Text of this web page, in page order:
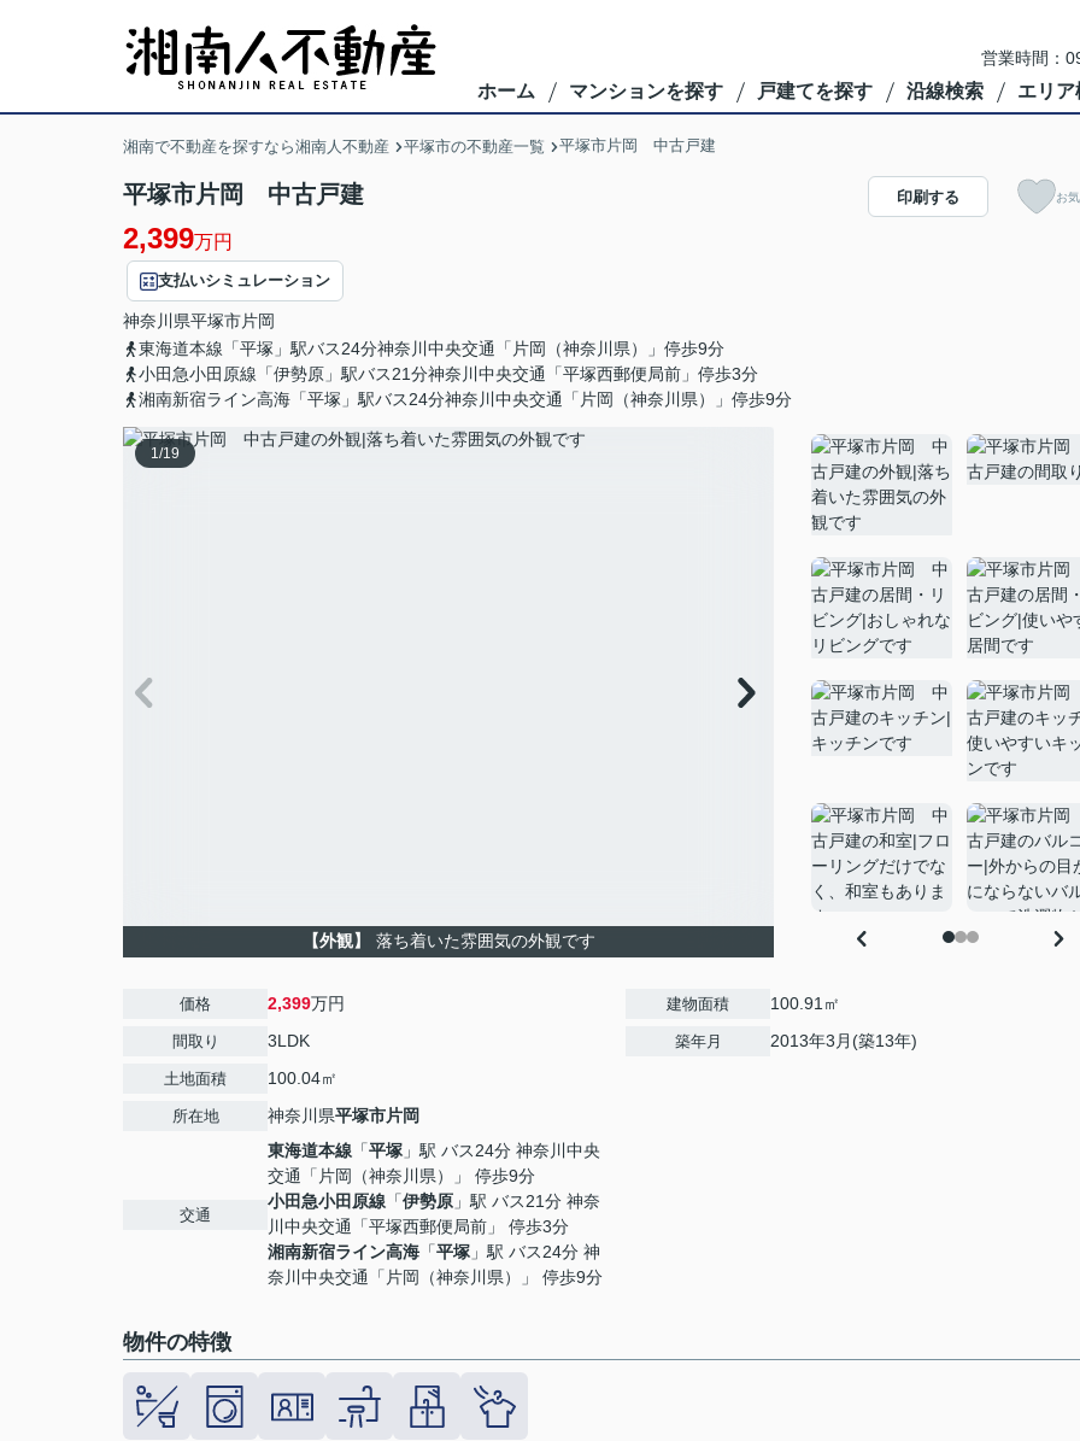
営業時間：
ホーム マンションを探す 戸建てを探す 沿線検索 エリア
湘南で不動産を探すなら湘南人不動産 平塚市の不動産一覧 平塚市片岡 中古戸建
平塚市片岡 中古戸建
2,399万円
支払いシミュレーション
神奈川県平塚市片岡
東海道本線「平塚」駅バス24分神奈川中央交通「片岡（神奈川県）」停歩9分
小田急小田原線「伊勢原」駅バス21分神奈川中央交通「平塚西郵便局前」停歩3分
湘南新宿ライン高海「平塚」駅バス24分神奈川中央交通「片岡（神奈川県）」停歩9分
印刷する お
1/19
【外観】 落ち着いた雰囲気の外観です
価格 2,399万円
間取り 3LDK
土地面積 100.04㎡
所在地 神奈川県平塚市片岡
交通
東海道本線 「平塚 」駅 バス24分 神奈川中央
交通「片岡（神奈川県）」 停歩9分
小田急小田原線 「伊勢原 」駅 バス21分 神奈
川中央交通「平塚西郵便局前」 停歩3分
湘南新宿ライン高海 「平塚 」駅 バス24分 神
奈川中央交通「片岡（神奈川県）」 停歩9分
建物面積 100.91㎡
築年月 2013年3月(築13年)
物件の特徴